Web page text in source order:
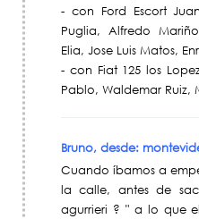
- con Ford Escort
Puglia, Alfredo
Elia, Jose Luis Matos,
- con Fiat 125 los
Pablo, Waldemar Ruiz,
Bruno, desde:
Cuando íbamos a
la calle, antes de
agurrieri ? " a lo que